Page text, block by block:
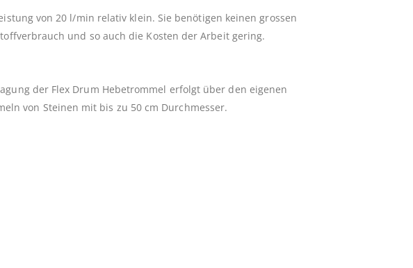
von 20 l/min relativ klein. Sie benötigen keinen grossen
und so auch die Kosten der Arbeit gering.
der Flex Drum Hebetrommel erfolgt über den eigenen
von Steinen mit bis zu 50 cm Durchmesser.